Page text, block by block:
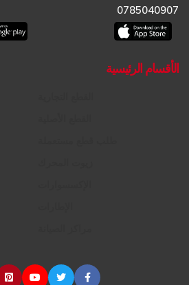
0785040907
الأقسام الرئيسية